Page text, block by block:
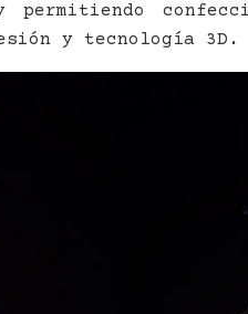
y tecnología 3D.